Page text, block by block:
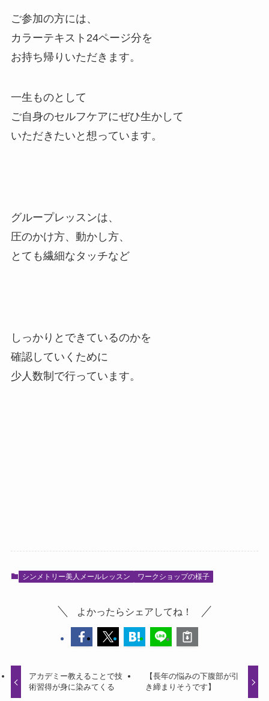
ご参加の方には、
カラーテキスト24ページ分を
お持ち帰りいただきます。
一生ものとして
ご自身のセルフケアにぜひ生かして
いただきたいと想っています。
グループレッスンは、
圧のかけ方、動かし方、
とても繊細なタッチなど
しっかりとできているのかを
確認していくために
少人数制で行っています。
シンメトリー美人メールレッスン ワークショップの様子
よかったらシェアしてね！
アカデミー教えることで技
術習得が身に染みてくる
【長年の悩みの下腹部が引
き締まりそうです】